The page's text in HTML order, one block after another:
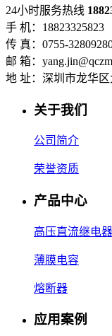
24小时服务热线
手 机：18823325823
传 真：0755-
邮 箱：
地 址：深圳市龙华
关于我们
公司简介
荣誉资质
产品中心
高压直流继电器
薄膜电容
熔断器
应用案例